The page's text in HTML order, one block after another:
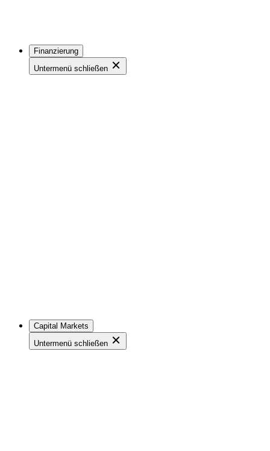
Finanzierung
Untermenü schließen
Capital Markets
Untermenü schließen